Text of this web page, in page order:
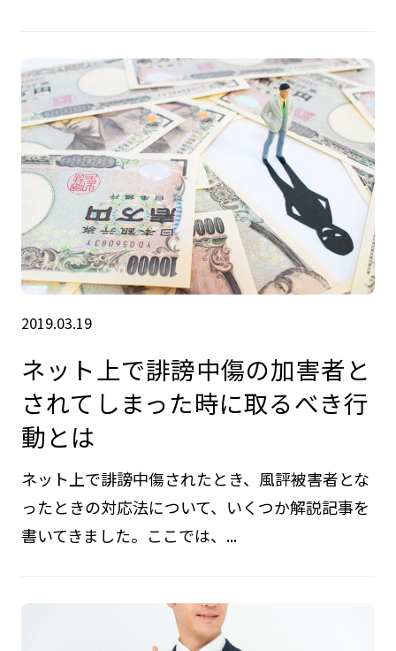
2019.03.19
ネット上で誹謗中傷の加害者と
されてしまった時に取るべき行
動とは
ネット上で誹謗中傷されたとき、風評被害者とな
ったときの対応法について、いくつか解説記事を
書いてきました。ここでは、...